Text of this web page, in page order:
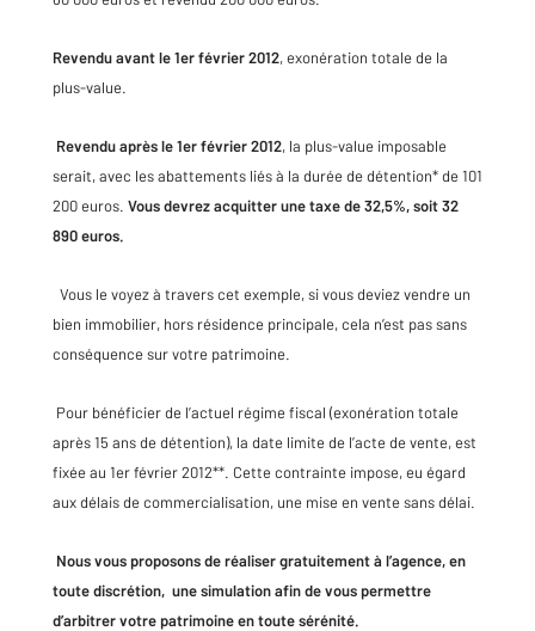
Revendu avant le 1er février 2012, exonération totale de la
plus-value.
Revendu après le 1er février 2012, la plus-value imposable
serait, avec les abattements liés à la durée de détention* de 101
200 euros. Vous devrez acquitter une taxe de 32,5%, soit 32
890 euros.
Vous le voyez à travers cet exemple, si vous deviez vendre un
bien immobilier, hors résidence principale, cela n’est pas sans
conséquence sur votre patrimoine.
Pour bénéficier de l’actuel régime fiscal (exonération totale
après 15 ans de détention), la date limite de l’acte de vente, est
fixée au 1er février 2012**. Cette contrainte impose, eu égard
aux délais de commercialisation, une mise en vente sans délai.
Nous vous proposons de réaliser gratuitement à l’agence, en
toute discrétion, une simulation afin de vous permettre
d’arbitrer votre patrimoine en toute sérénité.